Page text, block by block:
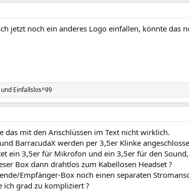
jetzt noch ein anderes Logo einfallen, könnte das
und Einfallslos^99
das mit den Anschlüssen im Text nicht wirklich.
BarracudaX werden per 3,5er Klinke
ein 3,5er für Mikrofon und ein 3,5er für den
Box dann drahtlos zum Kabellosen Headset ?
Empfänger-Box noch einen separaten
ich grad zu kompliziert ?